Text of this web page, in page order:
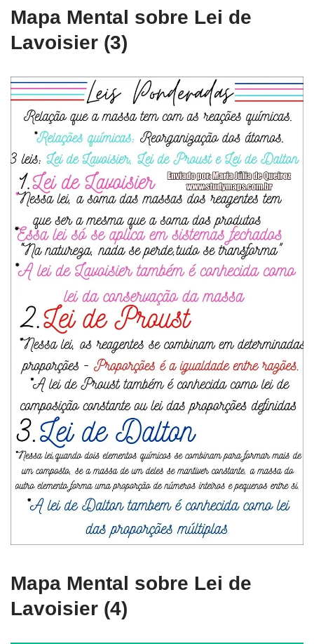
Mapa Mental sobre Lei de
Lavoisier (3)
Mapa Mental sobre Lei de
Lavoisier (4)